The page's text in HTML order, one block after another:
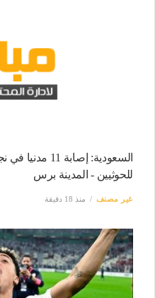
السعودية:
للحوثيين - المدينة برس
غير مصنف منذ 18 دقيقة